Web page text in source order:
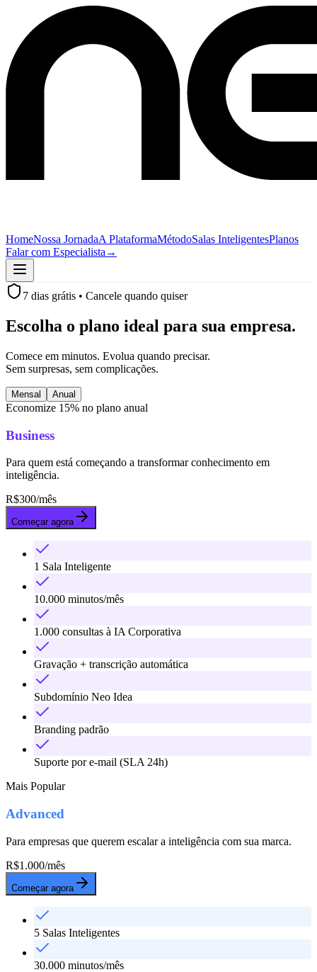
HomeNossa JornadaA PlataformaMétodoSalas InteligentesPlanos
Falar com Especialista →
7 dias grátis • Cancele quando quiser
Escolha o plano ideal para sua empresa.
Comece em minutos. Evolua quando precisar.
Sem surpresas, sem complicações.
Mensal Anual
Economize 15% no plano anual
Business
Para quem está começando a transformar conhecimento em
inteligência.
R$300/mês
Começar agora
1 Sala Inteligente
10.000 minutos/mês
1.000 consultas à IA Corporativa
Gravação + transcrição automática
Subdomínio Neo Idea
Branding padrão
Suporte por e-mail (SLA 24h)
Mais Popular
Advanced
Para empresas que querem escalar a inteligência com sua marca.
R$1.000/mês
Começar agora
5 Salas Inteligentes
30.000 minutos/mês